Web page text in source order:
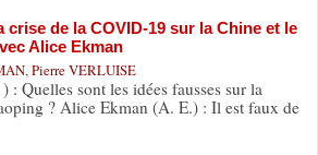
crise de la COVID-19 sur la Chine et le
Alice Ekman
, Pierre VERLUISE
: Quelles sont les idées fausses sur la
? Alice Ekman (A. E.) : Il est faux de